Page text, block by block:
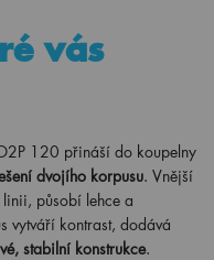
vás
120 přináší do koupelny
dvojího korpusu. Vnější
působí lehce a
vytváří kontrast, dodává
stabilní konstrukce.